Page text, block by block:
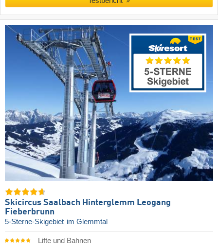
Skicircus Saalbach Hinterglemm Leogang
Fieberbrunn
5-Sterne-Skigebiet im Glemmtal
Lifte und Bahnen